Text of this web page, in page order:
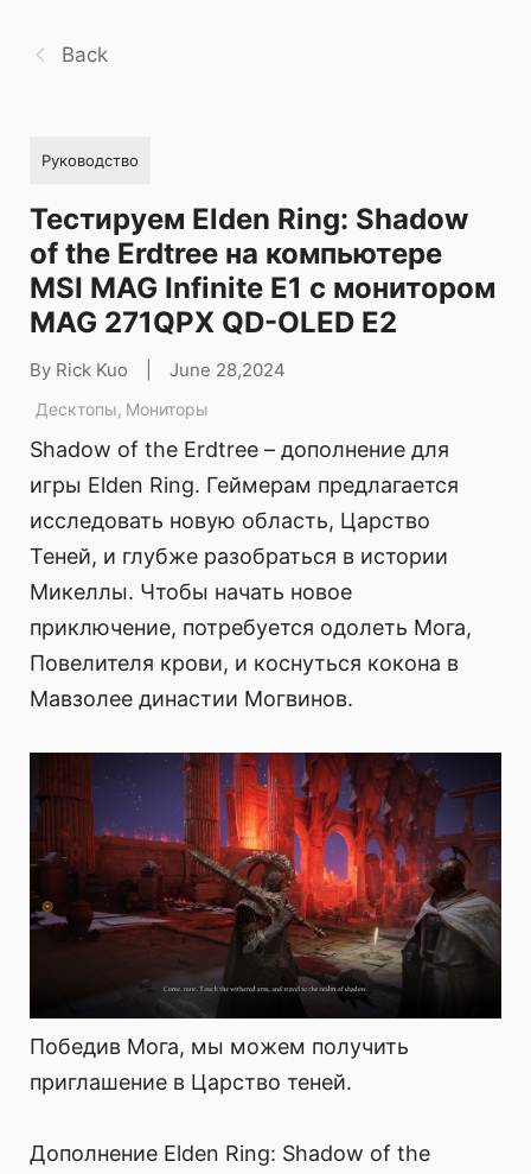
Back
Руководство
Тестируем Elden Ring: Shadow
of the Erdtree на компьютере
MSI MAG Infinite E1 с монитором
MAG 271QPX QD-OLED E2
By Rick Kuo June 28,2024
Десктопы, Мониторы
Shadow of the Erdtree – дополнение для
игры Elden Ring. Геймерам предлагается
исследовать новую область, Царство
Теней, и глубже разобраться в истории
Микеллы. Чтобы начать новое
приключение, потребуется одолеть Мога,
Повелителя крови, и коснуться кокона в
Мавзолее династии Могвинов.
Победив Мога, мы можем получить
приглашение в Царство теней.
Дополнение Elden Ring: Shadow of the